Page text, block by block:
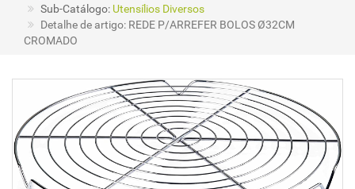
Sub-Catálogo: Utensílios Diversos
Detalhe de artigo: REDE P/ARREFER BOLOS Ø32CM
CROMADO